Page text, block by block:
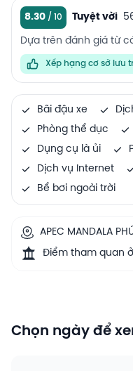
8.30 Tuyệt vời
Dựa trên đánh giá từ
Xếp hạng cơ sở lưu
Bãi đậu xe
Phòng thể dục
Dụng cụ là ủi
Dịch vụ Internet
Bể bơi ngoài trời
APEC MANDALA
7, Thành phố Tuy
Điểm tham quan ở
Chọn ngày để